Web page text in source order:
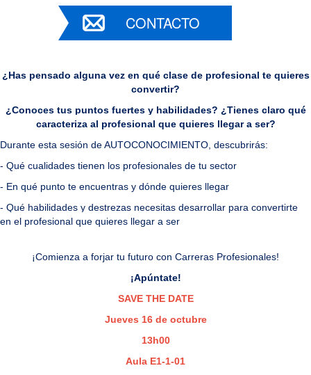
CONTACTO
¿Has pensado alguna vez en qué clase de profesional te quieres
convertir?
¿Conoces tus puntos fuertes y habilidades? ¿Tienes claro qué
caracteriza al profesional que quieres llegar a ser?
Durante esta sesión de AUTOCONOCIMIENTO, descubrirás:
- Qué cualidades tienen los profesionales de tu sector
- En qué punto te encuentras y dónde quieres llegar
- Qué habilidades y destrezas necesitas desarrollar para convertirte
en el profesional que quieres llegar a ser
¡Comienza a forjar tu futuro con Carreras Profesionales!
¡Apúntate!
SAVE THE DATE
Jueves 16 de octubre
13h00
Aula E1-1-01